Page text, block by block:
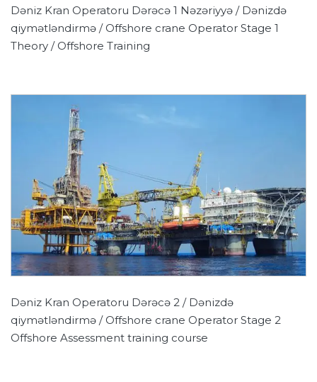
Dəniz Kran Operatoru Dərəcə 1 Nəzəriyyə / Dənizdə
qiymətləndirmə / Offshore crane Operator Stage 1
Theory / Offshore Training
Dəniz Kran Operatoru Dərəcə 2 / Dənizdə
qiymətləndirmə / Offshore crane Operator Stage 2
Offshore Assessment training course